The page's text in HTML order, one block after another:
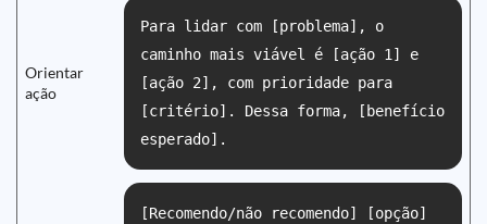
Orientar
ação
Para lidar com [problema], o
caminho mais viável é [ação 1] e
[ação 2], com prioridade para
[critério]. Dessa forma, [benefício
esperado].
[Recomendo/não recomendo] [opção]